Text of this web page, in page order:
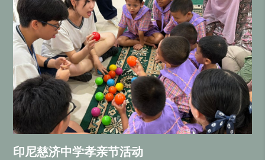
印尼慈济中学孝亲节活动